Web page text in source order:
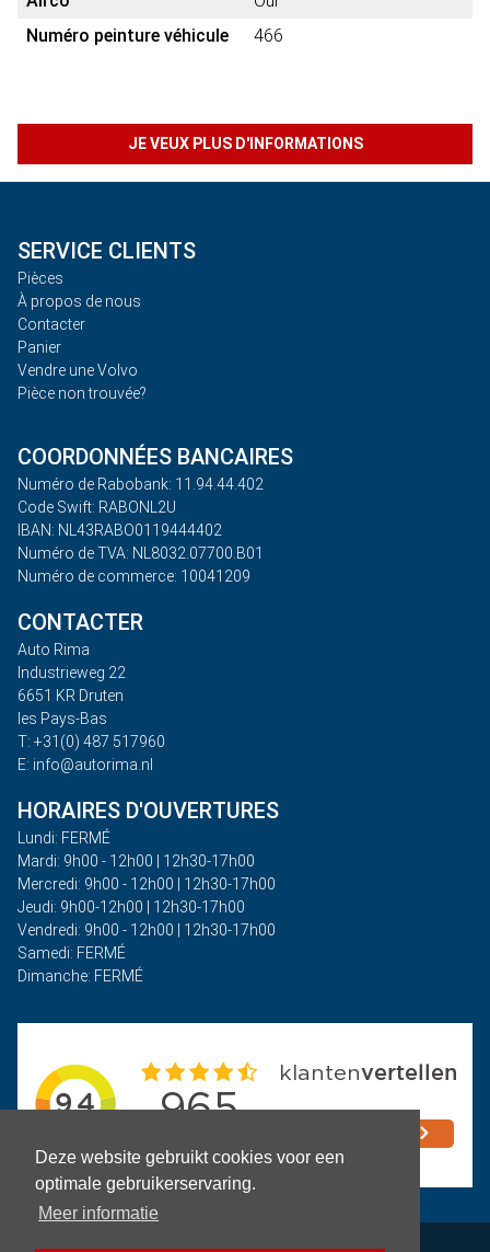
Deze website gebruikt cookies voor een
optimale gebruikerservaring.
Meer informatie
Numéro peinture véhicule
466
JE VEUX PLUS D'INFORMATIONS
SERVICE CLIENTS
Pièces
À propos de nous
Contacter
Panier
Vendre une Volvo
Pièce non trouvée?
COORDONNÉES BANCAIRES
Numéro de Rabobank: 11.94.44.402
Code Swift: RABONL2U
IBAN: NL43RABO0119444402
Numéro de TVA: NL8032.07700.B01
Numéro de commerce: 10041209
CONTACTER
Auto Rima
Industrieweg 22
6651 KR Druten
les Pays-Bas
T: +31(0) 487 517960
E: info@autorima.nl
HORAIRES D'OUVERTURES
Lundi: FERMÉ
Mardi: 9h00 - 12h00 | 12h30-17h00
Mercredi: 9h00 - 12h00 | 12h30-17h00
Jeudi: 9h00-12h00 | 12h30-17h00
Vendredi: 9h00 - 12h00 | 12h30-17h00
Samedi: FERMÉ
Dimanche: FERMÉ